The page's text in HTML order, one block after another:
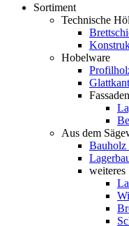
Sortiment
Technische
Hobelware
Glattkant
Aus dem
Bauholz
weiteres